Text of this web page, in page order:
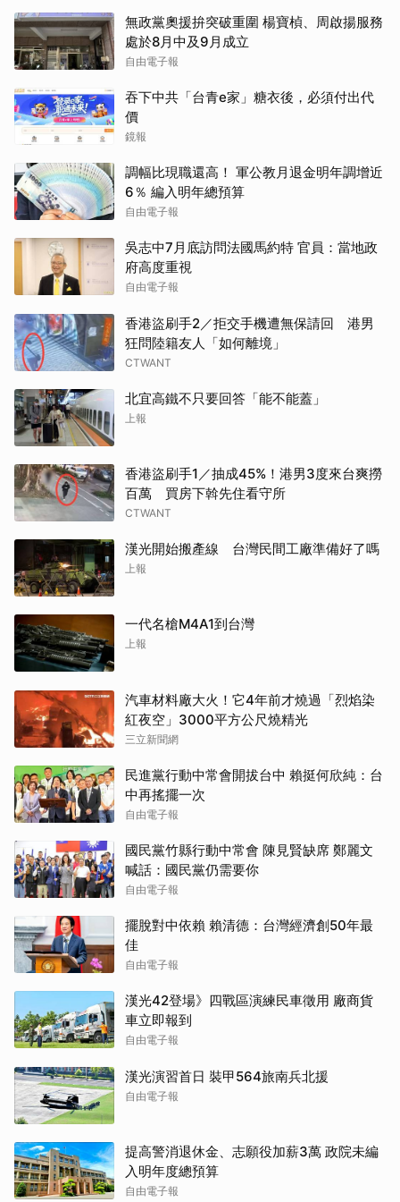
無政黨奧援拚突破重圍 楊寶楨、周啟揚服務
處於8月中及9月成立
自由電子報
吞下中共「台青e家」糖衣後，必須付出代
價
鏡報
調幅比現職還高！ 軍公教月退金明年調增近
6％ 編入明年總預算
自由電子報
吳志中7月底訪問法國馬約特 官員：當地政
府高度重視
自由電子報
香港盜刷手2／拒交手機遭無保請回 港男
狂問陸籍友人「如何離境」
CTWANT
北宜高鐵不只要回答「能不能蓋」
上報
香港盜刷手1／抽成45%！港男3度來台爽撈
百萬 買房下斡先住看守所
CTWANT
漢光開始搬產線 台灣民間工廠準備好了嗎
上報
一代名槍M4A1到台灣
上報
汽車材料廠大火！它4年前才燒過「烈焰染
紅夜空」3000平方公尺燒精光
三立新聞網
民進黨行動中常會開拔台中 賴挺何欣純：台
中再搖擺一次
自由電子報
國民黨竹縣行動中常會 陳見賢缺席 鄭麗文
喊話：國民黨仍需要你
自由電子報
擺脫對中依賴 賴清德：台灣經濟創50年最
佳
自由電子報
漢光42登場》四戰區演練民車徵用 廠商貨
車立即報到
自由電子報
漢光演習首日 裝甲564旅南兵北援
自由電子報
提高警消退休金、志願役加薪3萬 政院未編
入明年度總預算
自由電子報